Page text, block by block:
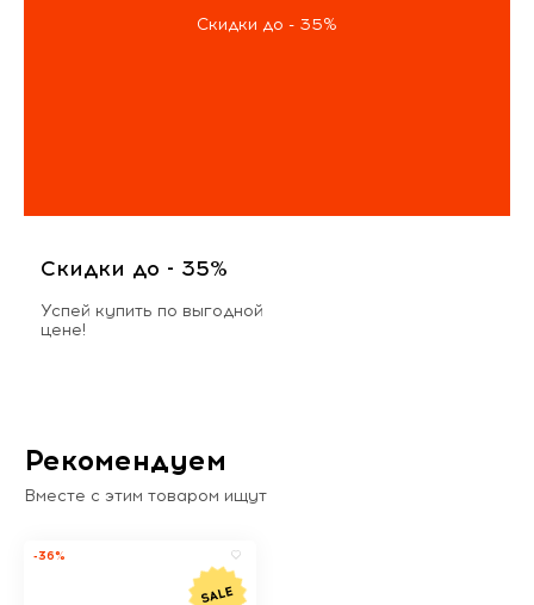
Скидки до - 35%
Скидки до - 35%
Успей купить по выгодной
цене!
Рекомендуем
Вместе с этим товаром ищут
-36%